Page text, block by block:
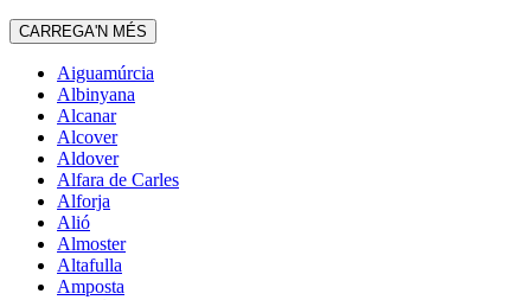
CARREGA'N MÉS
Aiguamúrcia
Albinyana
Alcanar
Alcover
Aldover
Alfara de Carles
Alforja
Alió
Almoster
Altafulla
Amposta